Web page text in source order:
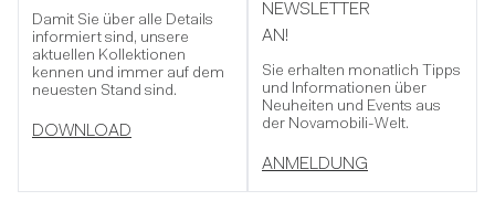
Damit Sie über alle Details
informiert sind, unsere
aktuellen Kollektionen
kennen und immer auf dem
neuesten Stand sind.
DOWNLOAD
NEWSLETTER
AN!
Sie erhalten monatlich Tipps
und Informationen über
Neuheiten und Events aus
der Novamobili-Welt.
ANMELDUNG